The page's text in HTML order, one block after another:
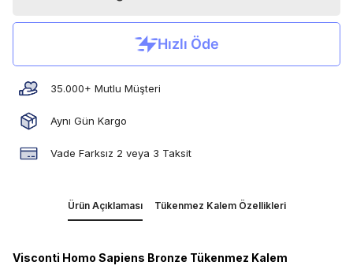
35.000+ Mutlu Müşteri
Aynı Gün Kargo
Vade Farksız 2 veya 3 Taksit
Ürün Açıklaması Tükenmez Kalem Özellikleri
Visconti Homo Sapiens Bronze Tükenmez Kalem